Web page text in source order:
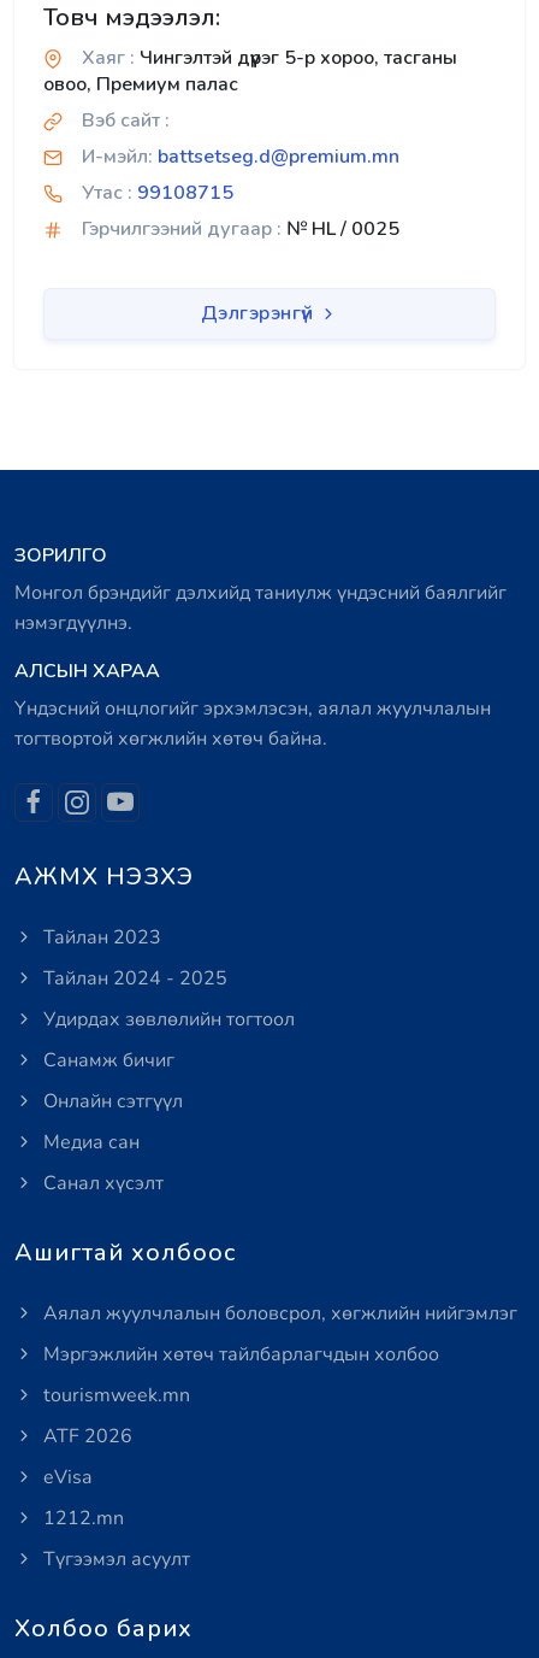
Товч мэдээлэл:
Хаяг : Чингэлтэй дүүрэг 5-р хороо, тасганы
овоо, Премиум палас
Вэб сайт :
И-мэйл: battsetseg.d@premium.mn
Утас : 99108715
Гэрчилгээний дугаар : № HL / 0025
Дэлгэрэнгүй
ЗОРИЛГО
Монгол брэндийг дэлхийд таниулж үндэсний баялгийг
нэмэгдүүлнэ.
АЛСЫН ХАРАА
Үндэсний онцлогийг эрхэмлэсэн, аялал жуулчлалын
тогтвортой хөгжлийн хөтөч байна.
АЖМХ НЭЗХЭ
Тайлан 2023
Тайлан 2024 - 2025
Удирдах зөвлөлийн тогтоол
Санамж бичиг
Онлайн сэтгүүл
Медиа сан
Санал хүсэлт
Ашигтай холбоос
Аялал жуулчлалын боловсрол, хөгжлийн нийгэмлэг
Мэргэжлийн хөтөч тайлбарлагчдын холбоо
tourismweek.mn
ATF 2026
eVisa
1212.mn
Түгээмэл асуулт
Холбоо барих